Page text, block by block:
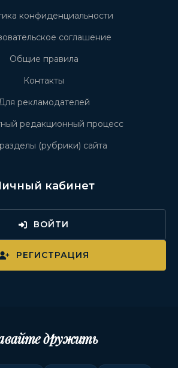
конфиденциальности
соглашение
Общие правила
Контакты
рекламодателей
редакционный процесс
(рубрики) сайта
кабинет
ВОЙТИ
РЕГИСТРАЦИЯ
дружить